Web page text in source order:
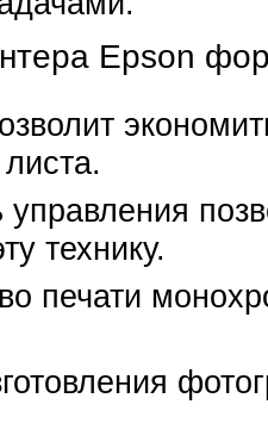
Epson
технику.
печати